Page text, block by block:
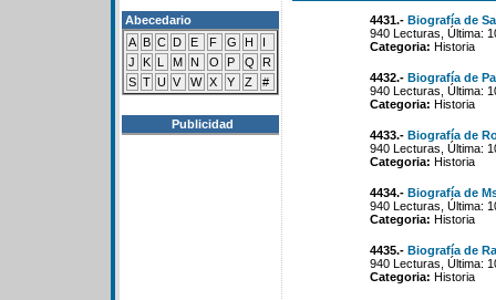
Abecedario
A B C D E F G H
I
J
K L M N O P Q
R
S T U V W X Y Z #
Publicidad
4431.- Biografía de
940 Lecturas, Última:
Categoria: Historia
4432.- Biografía de
940 Lecturas, Última:
Categoria: Historia
4433.- Biografía de
940 Lecturas, Última:
Categoria: Historia
4434.- Biografía de
940 Lecturas, Última:
Categoria: Historia
4435.- Biografía de
940 Lecturas, Última:
Categoria: Historia